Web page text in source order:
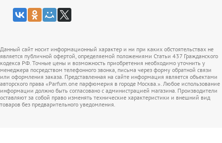
Данный сайт носит информационный характер и ни при каких обстоятельствах не
является публичной офертой, определяемой положениями Статьи 437 Гражданского
кодекса РФ. Точные цены и возможность приобретения необходимо уточнить у
менеджера посредством телефонного звонка, письма через форму обратной связи
или оформления заказа. Представленная на сайте информация является объектами
авторского права «Parfum.one парфюмерия в городе Москва.». Любое использование
информации должно быть согласовано с администрацией магазина. Производители
оставляют за собой право изменять технические характеристики и внешний вид
товаров без предварительного уведомления.